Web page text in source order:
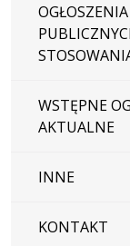
WSTĘPNE
AKTUALNE
INNE
KONTAKT